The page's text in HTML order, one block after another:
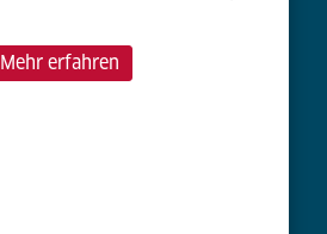
Mehr erfahren